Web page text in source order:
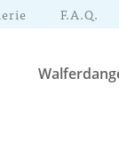
F.A.Q.